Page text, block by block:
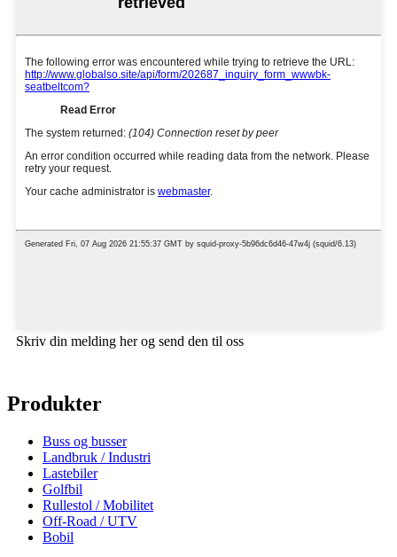
Skriv din melding her og send den til oss
Produkter
Buss og busser
Landbruk / Industri
Lastebiler
Golfbil
Rullestol / Mobilitet
Off-Road / UTV
Bobil